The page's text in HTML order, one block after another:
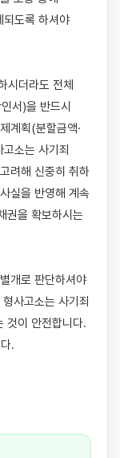
되도록 하셔야
더라도 전체
서)을 반드시
계획(분할금액·
소는 사기죄
려해 신중히 취하
실을 반영해 계속
권을 확보하시는
개로 판단하셔야
사고소는 사기죄
것이 안전합니다.
.